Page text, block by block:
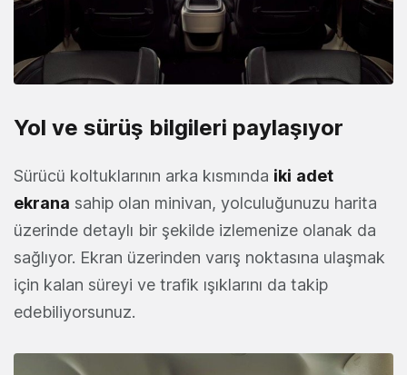
Yol ve sürüş bilgileri paylaşıyor
Sürücü koltuklarının arka kısmında iki adet
ekrana sahip olan minivan, yolculuğunuzu harita
üzerinde detaylı bir şekilde izlemenize olanak da
sağlıyor. Ekran üzerinden varış noktasına ulaşmak
için kalan süreyi ve trafik ışıklarını da takip
edebiliyorsunuz.